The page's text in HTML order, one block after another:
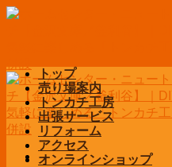
Skip
トップ
売り場案内
トンカチ工房
出張サービス
リフォーム
アクセス
オンラインショップ